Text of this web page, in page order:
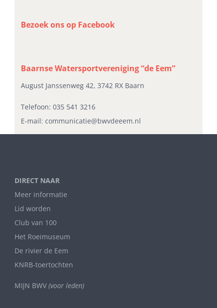
Bezoek ons op Facebook
Baarnse Watersportvereniging “de Eem”
August Janssenweg 42, 3742 RX Baarn
Telefoon:035 541 3216
E-mail:communicatie@bwvdeeem.nl
DIRECT NAAR
Meer informatie
Lid worden
Club van 100
Het Roeimuseum
De rivier de Eem
KNRB-toertochten
MIJN BWV (voor leden)